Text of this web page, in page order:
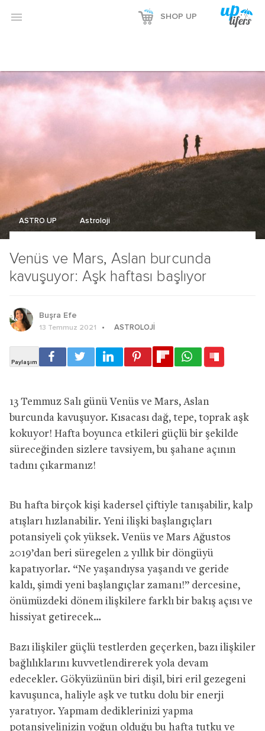
 SHOP UP
Venüs ve Mars, Aslan burcunda
kavuşuyor: Aşk haftası başlıyor
ASTRO UP Astroloji
Buşra Efe
13 Temmuz 2021 ASTROLOJI
13 Temmuz Salı günü Venüs ve Mars, Aslan
burcunda kavuşuyor. Kısacası dağ, tepe, toprak aşk
kokuyor! Hafta boyunca etkileri güçlü bir şekilde
süreceğinden sizlere tavsiyem, bu şahane açının
tadını çıkarmanız!
Bu hafta birçok kişi kadersel çiftiyle tanışabilir, kalp
atışları hızlanabilir. Yeni ilişki başlangıçları
potansiyeli çok yüksek. Venüs ve Mars Ağustos
2019’dan beri süregelen 2 yıllık bir döngüyü
kapatıyorlar. “Ne yaşandıysa yaşandı ve geride
kaldı, şimdi yeni başlangıçlar zamanı!” dercesine,
önümüzdeki dönem ilişkilere farklı bir bakış açısı ve
hissiyat getirecek…
Bazı ilişkiler güçlü testlerden geçerken, bazı ilişkiler
bağlılıklarını kuvvetlendirerek yola devam
edecekler. Gökyüzünün biri dişil, biri eril gezegeni
kavuşunca, haliyle aşk ve tutku dolu bir enerji
yaratıyor. Yapmam dediklerinizi yapma
potansiyelinizin yoğun olduğu bu hafta tutku ve